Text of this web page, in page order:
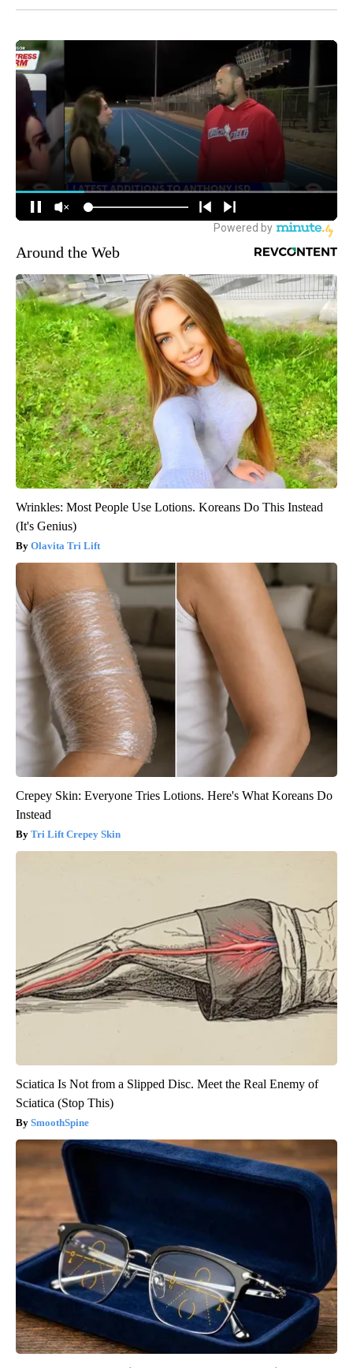
Around the Web
Wrinkles: Most People Use Lotions. Koreans Do This Instead
(It's Genius)
Olavita Tri Lift
Crepey Skin: Everyone Tries Lotions. Here's What Koreans Do
Instead
Tri Lift Crepey Skin
Sciatica Is Not from a Slipped Disc. Meet the Real Enemy of
Sciatica (Stop This)
SmoothSpine